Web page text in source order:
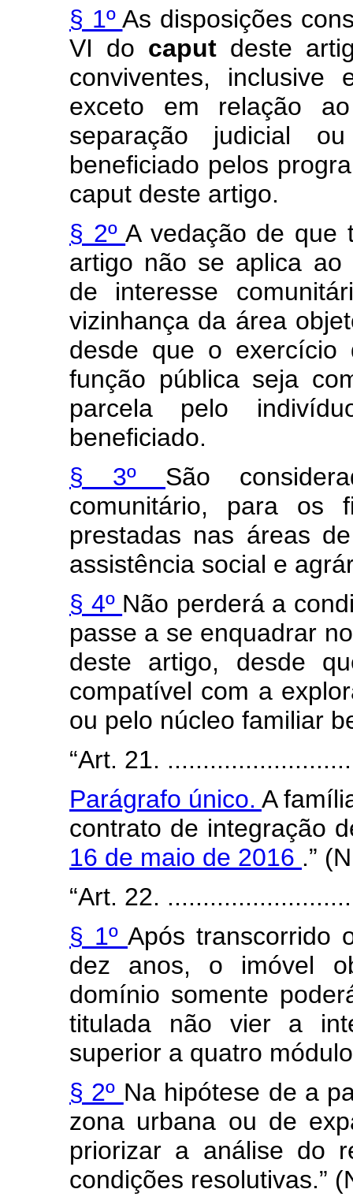
§ 1ºAs disposições
VI do caput deste
conviventes,
exceto em relação
separação judicial
beneficiado pelos
caput deste artigo.
§ 2ºA vedação de
artigo não se aplica ao
de interesse
vizinhança da área
desde que o
função pública seja
parcela pelo
beneficiado.
§ 3º São
comunitário, para os
prestadas nas áreas
assistência social e
§ 4º Não perderá a
passe a se enquadrar
deste artigo, desde
compatível com a
ou pelo núcleo familiar
“Art. 21.
Parágrafo único. A
contrato de integração
16 de maio de 2016 .”
“Art. 22.
§ 1º Após transcorrido
dez anos, o imóvel
domínio somente
titulada não vier a
superior a quatro
§ 2º Na hipótese de a
zona urbana ou de
priorizar a análise do
condições resolutivas.”